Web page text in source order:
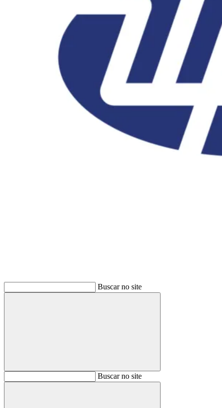
Buscar no site
BuscarBuscar no site